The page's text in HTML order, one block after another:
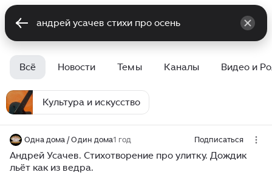
Всё Новости Темы Каналы Видео и
Культура и искусство
Одна дома / Один дома1 год Подписаться
Андрей Усачев. Стихотворение про улитку. Дождик
льёт как из ведра.